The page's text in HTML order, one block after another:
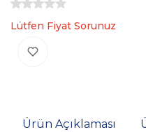
Lütfen Fiyat Sorunuz
Ürün Açıklaması